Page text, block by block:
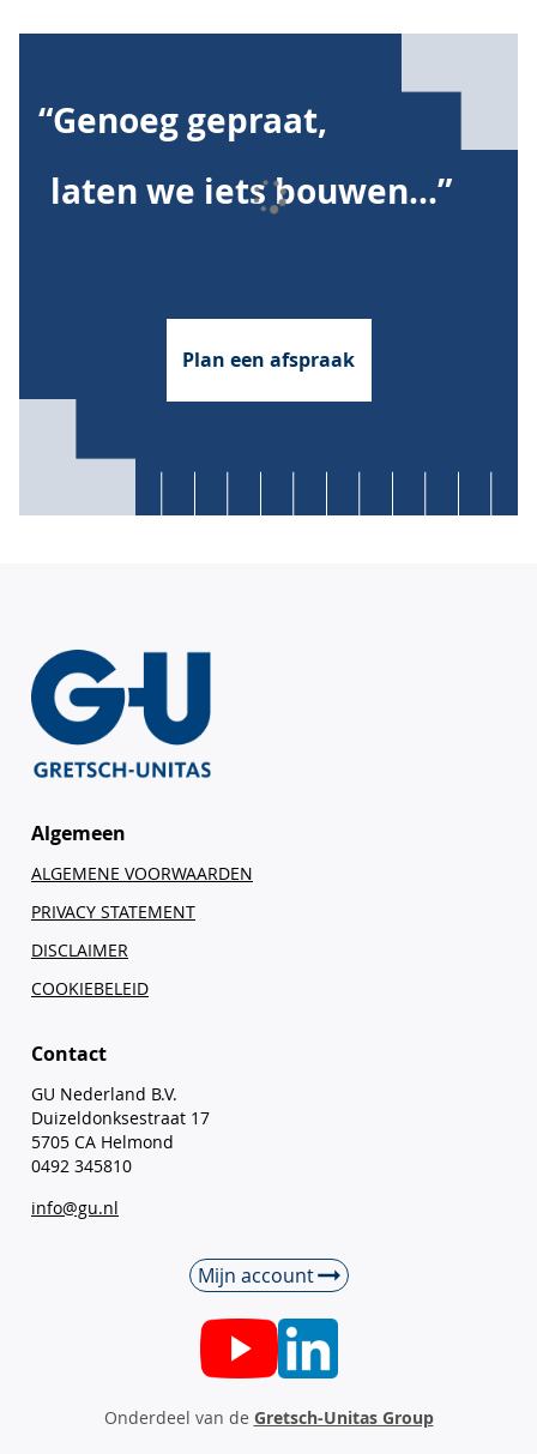
“Genoeg gepraat,
laten we iets bouwen...”
Plan een afspraak
Algemeen
ALGEMENE VOORWAARDEN
PRIVACY STATEMENT
DISCLAIMER
COOKIEBELEID
Contact
GU Nederland B.V.
Duizeldonksestraat 17
5705 CA Helmond
0492 345810
info@gu.nl
Mijn account
Onderdeel van de Gretsch-Unitas Group